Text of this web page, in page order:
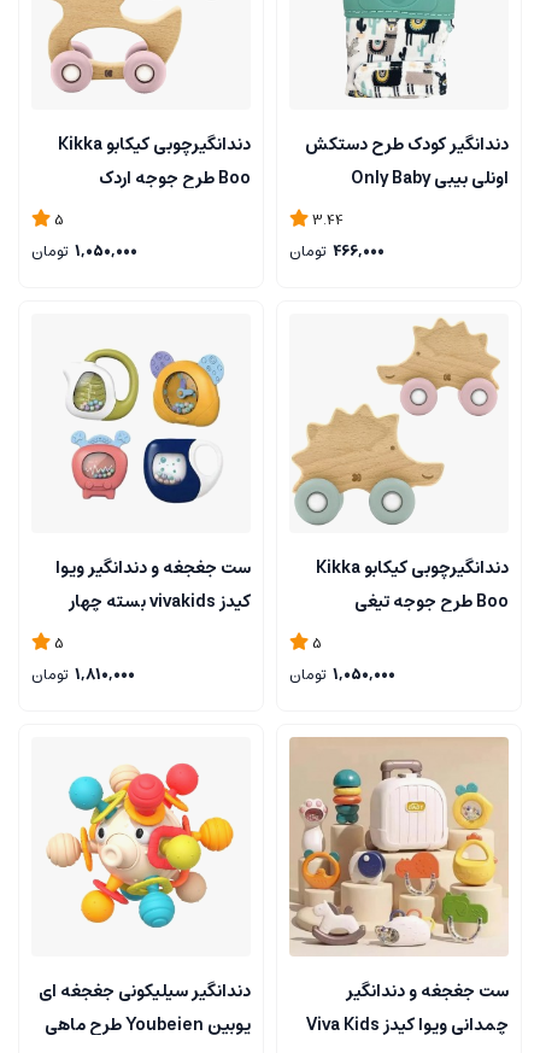
دندانگیر کودک طرح دستکش
اونلی بیبی Only Baby
3.44
466,000 تومان
دندانگیرچوبی کیکابو Kikka
Boo طرح جوجه اردک
5
1,050,000 تومان
دندانگیرچوبی کیکابو Kikka
Boo طرح جوجه تیغی
5
1,050,000 تومان
ست جغجغه و دندانگیر ویوا
کیدز vivakids بسته چهار
5
1,810,000 تومان
ست جغجغه و دندانگیر
چمدانی ویوا کیدز Viva Kids
دندانگیر سیلیکونی جغجغه ای
یوبین Youbeien طرح ماهی